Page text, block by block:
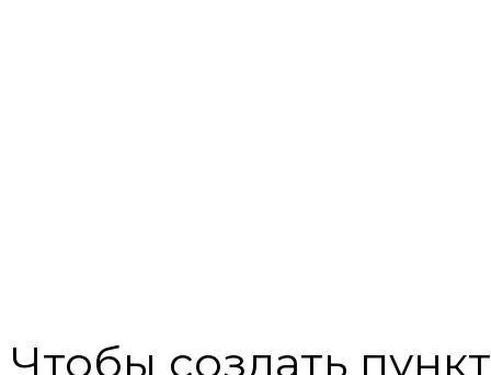
Чтобы создать